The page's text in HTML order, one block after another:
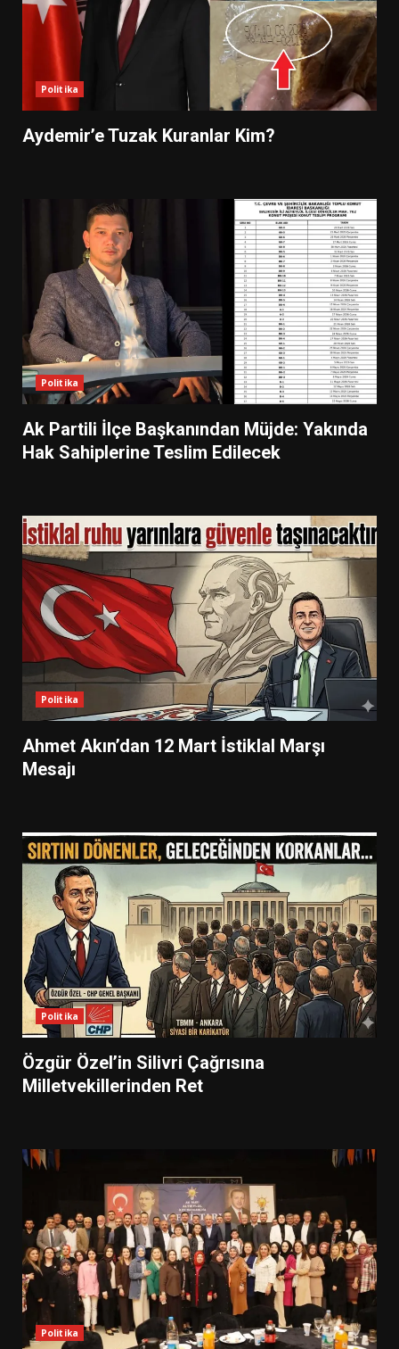
Politika
Aydemir’e Tuzak Kuranlar Kim?
Politika
Ak Partili İlçe Başkanından Müjde: Yakında
Hak Sahiplerine Teslim Edilecek
Politika
Ahmet Akın’dan 12 Mart İstiklal Marşı
Mesajı
Politika
Özgür Özel’in Silivri Çağrısına
Milletvekillerinden Ret
Politika